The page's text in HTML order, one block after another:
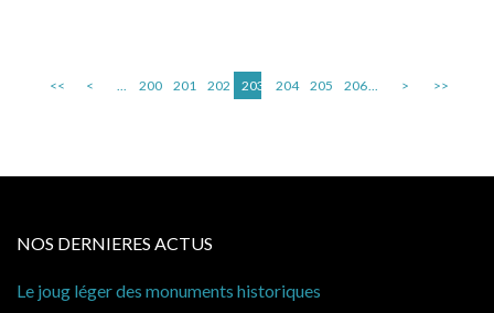
<< < ... 200 201 202 203 204 205 206... > >>
NOS DERNIERES ACTUS
joug léger des monuments historiques